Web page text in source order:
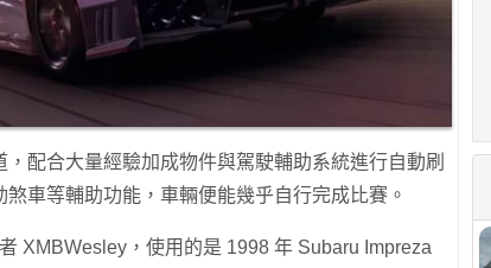
配合大量經驗加成物件與駕駛輔助系統進行自動刷
車等輔助功能，車輛便能幾乎自行完成比賽。
XMBWesley，使用的是 1998 年 Subaru Impreza